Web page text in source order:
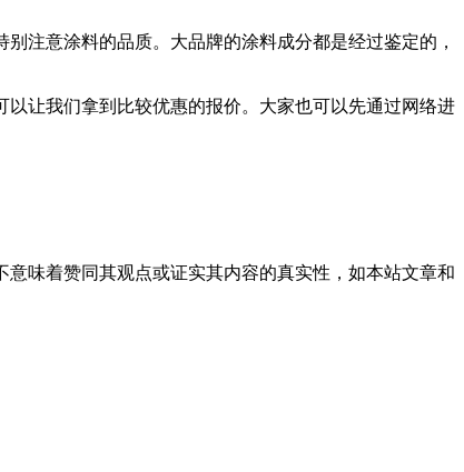
注意涂料的品质。大品牌的涂料成分都是经过鉴定的，
让我们拿到比较优惠的报价。大家也可以先通过网络进
味着赞同其观点或证实其内容的真实性，如本站文章和